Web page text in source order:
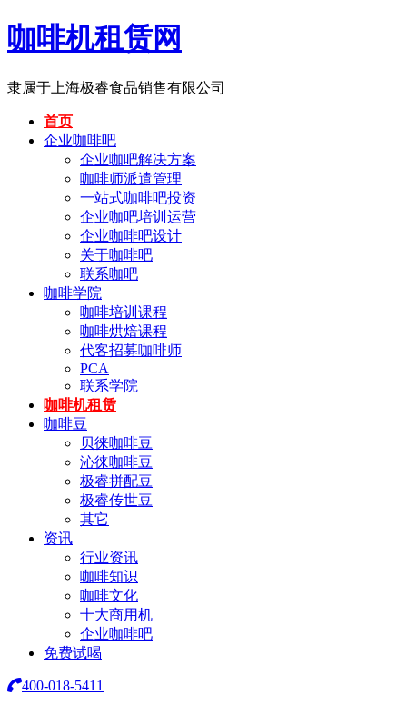
咖啡机租赁网
隶属于上海极睿食品销售有限公司
首页
企业咖啡吧
企业咖吧解决方案
咖啡师派遣管理
一站式咖啡吧投资
企业咖吧培训运营
企业咖啡吧设计
关于咖啡吧
联系咖吧
咖啡学院
咖啡培训课程
咖啡烘焙课程
代客招募咖啡师
PCA
联系学院
咖啡机租赁
咖啡豆
贝徕咖啡豆
沁徕咖啡豆
极睿拼配豆
极睿传世豆
其它
资讯
行业资讯
咖啡知识
咖啡文化
十大商用机
企业咖啡吧
免费试喝
400-018-5411